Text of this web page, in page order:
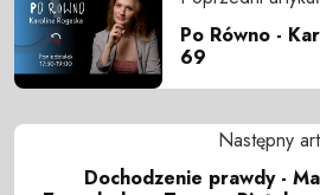
Po Równo -
69
Następny
Dochodzenie prawdy -